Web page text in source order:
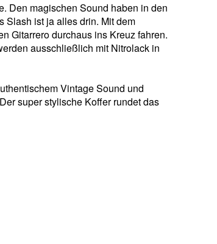
Den magischen Sound haben in den
Slash ist ja alles drin. Mit dem
Gitarrero durchaus ins Kreuz fahren.
ausschließlich mit Nitrolack in
Vintage Sound und
super stylische Koffer rundet das